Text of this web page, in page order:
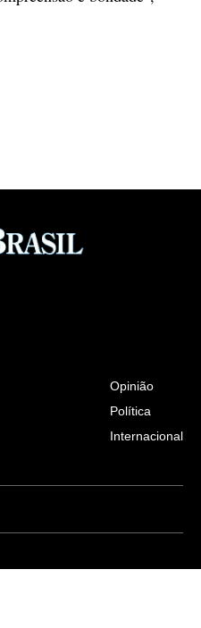
Opinião
Política
Internacional